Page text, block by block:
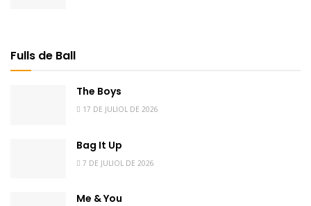
Fulls de Ball
The Boys
17 DE JULIOL DE 2026
Bag It Up
7 DE JULIOL DE 2026
Me & You